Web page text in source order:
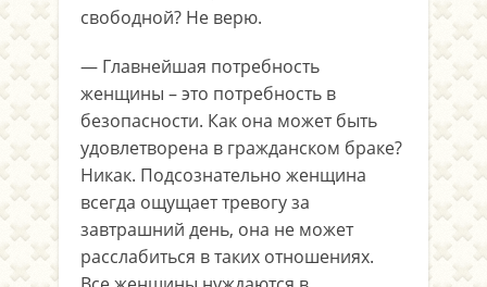
свободной? Не верю.
— Главнейшая потребность
женщины – это потребность в
безопасности. Как она может быть
удовлетворена в гражданском браке?
Никак. Подсознательно женщина
всегда ощущает тревогу за
завтрашний день, она не может
расслабиться в таких отношениях.